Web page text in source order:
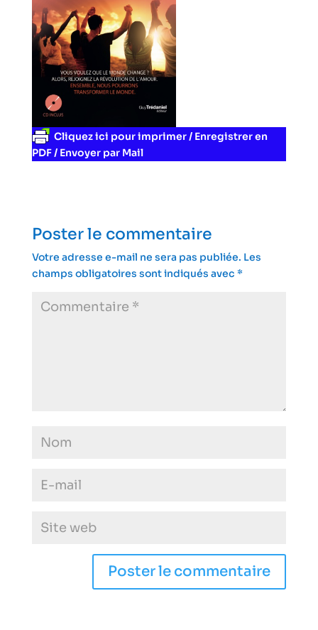
Cliquez ici pour imprimer / Enregistrer en
PDF / Envoyer par Mail
Poster le commentaire
Votre adresse e-mail ne sera pas publiée. Les
champs obligatoires sont indiqués avec *